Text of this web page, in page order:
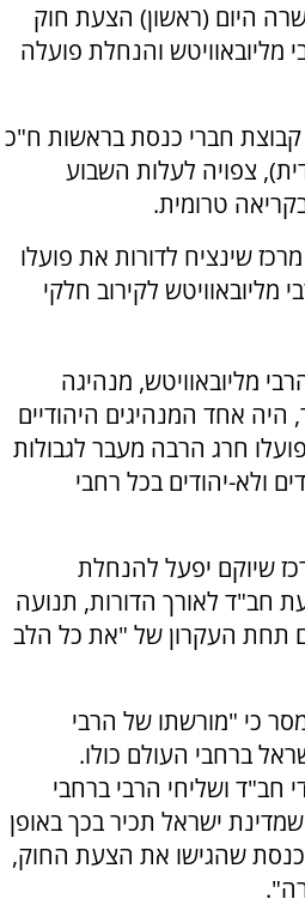
היום (ראשון) הצעת חוק
והנחלת פועלה
חברי כנסת בראשות ח"כ
צפויה לעלות השבוע
טרומית.
שינציח לדורות את פועלו
מליובאוויטש לקירוב חלקי
מליובאוויטש, מנהיגה
אחד המנהיגים היהודיים
חרג הרבה מעבר לגבולות
ולא-יהודים בכל רחבי
שיוקם יפעל להנחלת
חב"ד לאורך הדורות, תנועה
תחת העקרון של "את כל הלב
כי "מורשתו של הרבי
ברחבי העולם כולו.
ושליחי הרבי ברחבי
ישראל תכיר בכך באופן
שהגישו את הצעת החוק,